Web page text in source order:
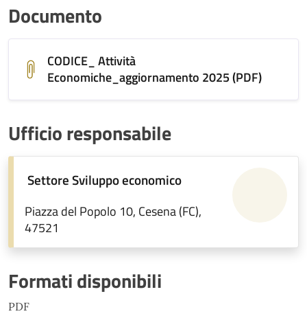
Documento
CODICE_ Attività
Economiche_aggiornamento 2025 (PDF)
Ufficio responsabile
Settore Sviluppo economico
Piazza del Popolo 10, Cesena (FC),
47521
Formati disponibili
PDF